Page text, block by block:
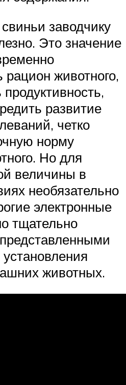
заводчику
Это значение
рацион животного,
развитие
четко
норму
Но для
величины в
необязательно
электронные
тщательно
животных.